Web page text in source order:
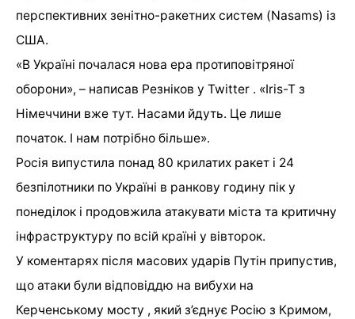
перспективних зенітно-ракетних систем (Nasams) із
США.
«В Україні почалася нова ера протиповітряної
оборони», – написав Резніков у Twitter . «Iris-T з
Німеччини вже тут. Насами йдуть. Це лише
початок. І нам потрібно більше».
Росія випустила понад 80 крилатих ракет і 24
безпілотники по Україні в ранкову годину пік у
понеділок і продовжила атакувати міста та критичну
інфраструктуру по всій країні у вівторок.
У коментарях після масових ударів Путін припустив,
що атаки були відповіддю на вибухи на
Керченському мосту , який з’єднує Росію з Кримом,